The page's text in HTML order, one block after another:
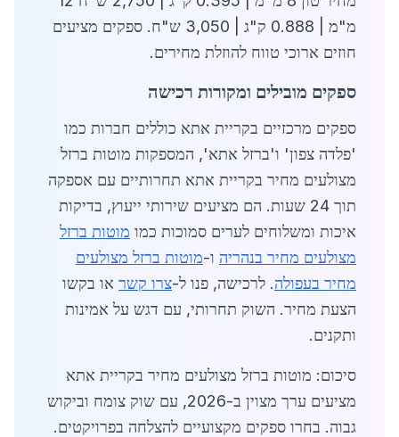
מ"מ | 0.888 ק"ג | 3,050 ש"ח. ספקים מציעים
חוזים ארוכי טווח להוזלת מחירים.
ספקים מובילים ומקורות רכישה
ספקים מרכזיים בקריית אתא כוללים חברות כמו
'פלדה צפון' ו'ברזל אתא', המספקות מוטות ברזל
מצולעים מחיר בקריית אתא תחרותיים עם אספקה
תוך 24 שעות. הם מציעים שירותי ייעוץ, בדיקות
איכות ומשלוחים לערים סמוכות כמו מוטות ברזל
מצולעים מחיר בנהריה ו-מוטות ברזל מצולעים
מחיר בעפולה. לרכישה, פנו ל-צרו קשר או בקשו
הצעת מחיר. השוק תחרותי, עם דגש על אמינות
ותקנים.
סיכום: מוטות ברזל מצולעים מחיר בקריית אתא
מציעים ערך מצוין ב-2026, עם שוק צומח וביקוש
גבוה. בחרו ספקים מקצועיים להצלחה בפרויקטים.